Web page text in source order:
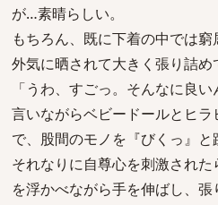
が…素晴らしい。
もちろん、既に下着の中では
外気に晒されて大きく張り詰め
「うわ、すごっ。そんなに良い
言いながらベビードールとヒ
で、股間のモノを『びくっ』と
それなりに自尊心を刺激され
を浮かべながら手を伸ばし、